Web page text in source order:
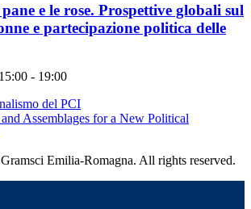
e le rose. Prospettive globali sul
e partecipazione politica delle
- 19:00
del PCI
Assemblages for a New Political
Emilia-Romagna. All rights reserved.